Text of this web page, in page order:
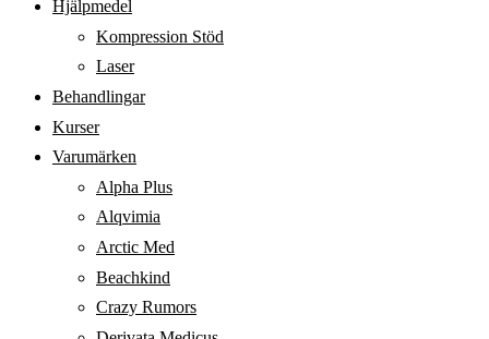
Hjälpmedel
Kompression Stöd
Laser
Behandlingar
Kurser
Varumärken
Alpha Plus
Alqvimia
Arctic Med
Beachkind
Crazy Rumors